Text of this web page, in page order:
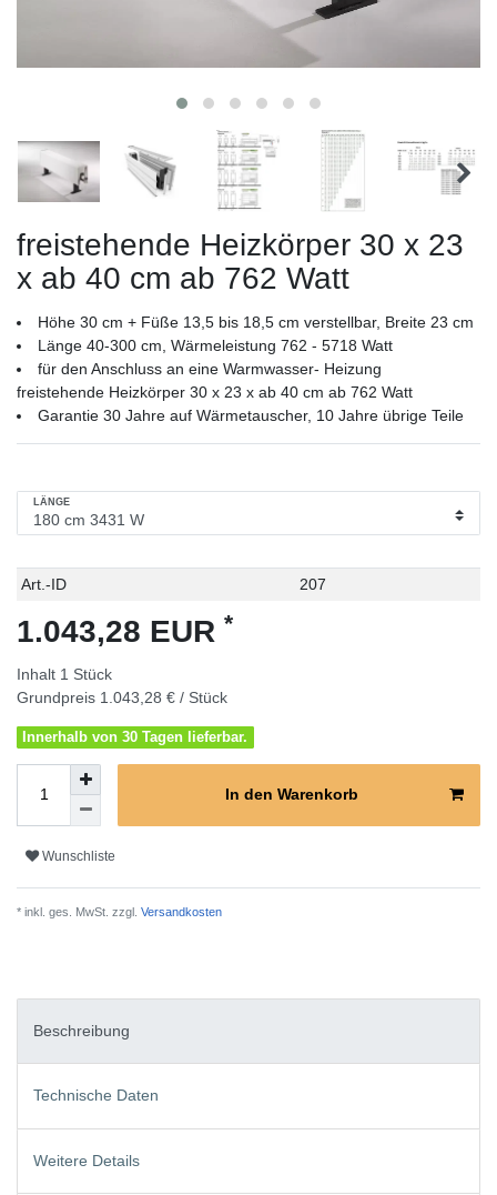
freistehende Heizkörper 30 x 23
x ab 40 cm ab 762 Watt
Höhe 30 cm + Füße 13,5 bis 18,5 cm verstellbar, Breite 23 cm
Länge 40-300 cm, Wärmeleistung 762 - 5718 Watt
für den Anschluss an eine Warmwasser- Heizung
freistehende Heizkörper 30 x 23 x ab 40 cm ab 762 Watt
Garantie 30 Jahre auf Wärmetauscher, 10 Jahre übrige Teile
LÄNGE
Technisches
Wert
Art.-ID 207
1.043,28 EUR *
Inhalt 1 Stück
Grundpreis 1.043,28 € / Stück
Innerhalb von 30 Tagen lieferbar.
In den Warenkorb
Wunschliste
* inkl. ges. MwSt. zzgl. Versandkosten
Beschreibung
Technische Daten
Weitere Details